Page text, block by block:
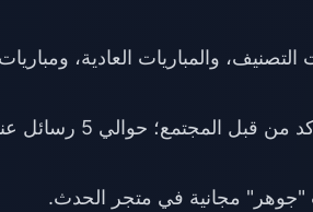
"جوهر" مجانية في متجر الحدث.